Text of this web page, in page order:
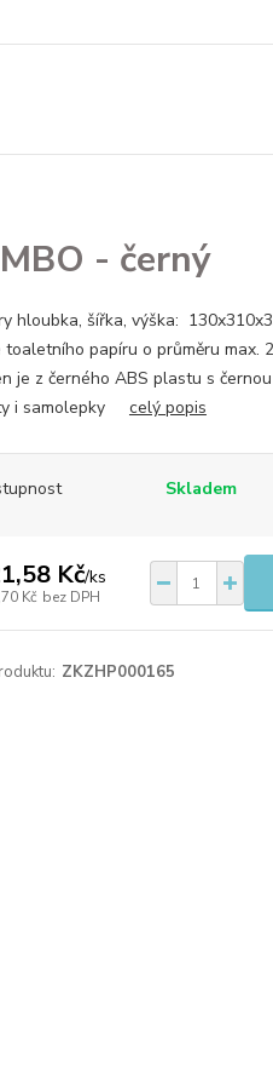
- černý
hloubka, šířka, výška:
papíru o průměru max.
je z černého ABS plastu s
i samolepky celý popis
Skladem
Kč/ks
Kč bez DPH
ZKZHP000165